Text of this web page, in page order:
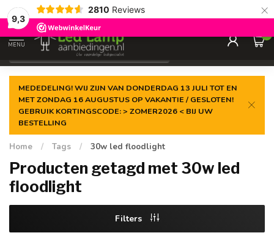
9,3
2810 Reviews ×
Gegarandeerde delaagste prijs
MENU
0
MEDEDELING! WIJ ZIJN VAN DONDERDAG 13 JULI TOT EN
MET ZONDAG 16 AUGUSTUS OP VAKANTIE / GESLOTEN!
GEBRUIK KORTINGSCODE: > ZOMER2026 < BIJ UW
BESTELLING
Home / Tags / 30w led floodlight
Producten getagd met 30w led
floodlight
Filters